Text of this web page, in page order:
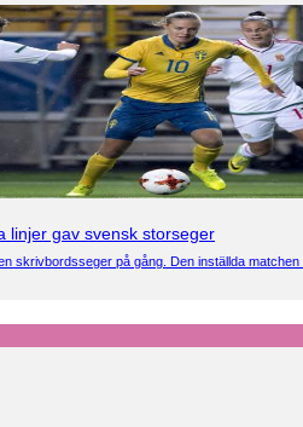
linjer gav svensk storseger
skrivbordsseger på gång. Den inställda